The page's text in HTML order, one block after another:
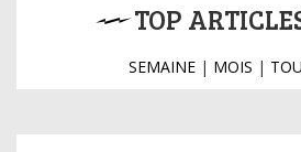
TOP
SEMAINE| MOIS |